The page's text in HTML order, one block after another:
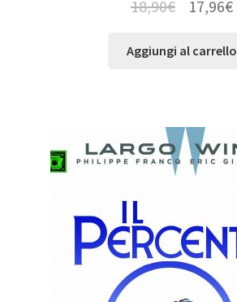
18,90€ 17,96€
Aggiungi al carrello